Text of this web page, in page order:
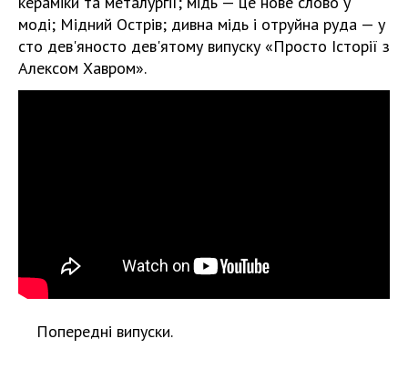
моді; Мідний Острів; дивна мідь і отруйна руда — у
сто дев'яносто дев'ятому випуску «Просто Історії з
Алексом Хавром».
Попередні випуски.